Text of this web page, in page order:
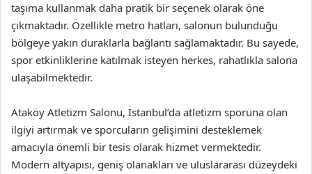
taşıma kullanmak daha pratik bir seçenek olarak öne
çıkmaktadır. Özellikle metro hatları, salonun bulunduğu
bölgeye yakın duraklarla bağlantı sağlamaktadır. Bu sayede,
spor etkinliklerine katılmak isteyen herkes, rahatlıkla salona
ulaşabilmektedir.
Ataköy Atletizm Salonu, İstanbul’da atletizm sporuna olan
ilgiyi artırmak ve sporcuların gelişimini desteklemek
amacıyla önemli bir tesis olarak hizmet vermektedir.
Modern altyapısı, geniş olanakları ve uluslararası düzeydeki